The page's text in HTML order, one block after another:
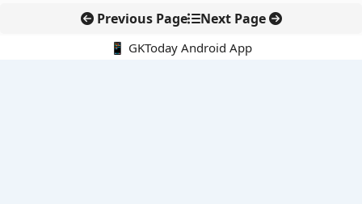
Previous Page Next Page
📱 GKToday Android App